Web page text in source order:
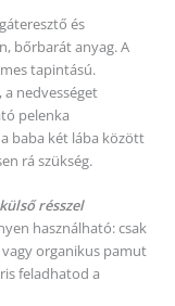
és
bőrbarát anyag. A
tapintású.
nedvességet
pelenka
baba két lába között
rá szükség.
résszel
használható: csak
organikus pamut
feladhatod a